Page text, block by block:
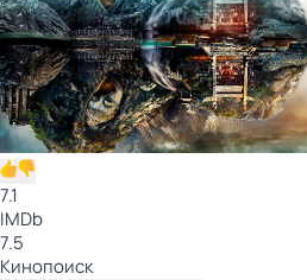
7.1
IMDb
7.5
Кинопоиск